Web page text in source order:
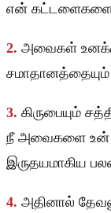
என்
2. அவைகள்
3. கிருபையும்
நீ அவைகளை உன்
இருதயமாகிய
4. அதினால்